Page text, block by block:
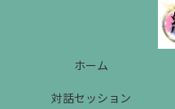
ホーム
対話セッション